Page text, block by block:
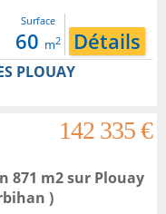
Surface
60 m2 Détails
PLOUAY
142 335 €
871 m2sur Plouay
)